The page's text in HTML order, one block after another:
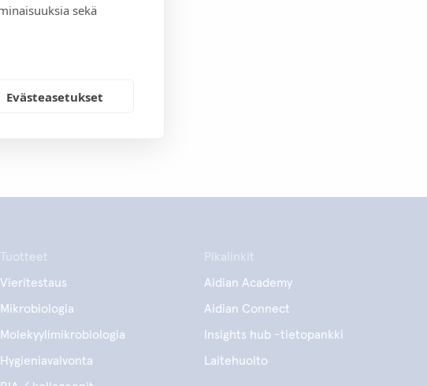
sekä
Evästeasetukset
Tuotteet
Vieritestaus
Mikrobiologia
Molekyylimikrobiologia
Hygieniavalvonta
Pikalinkit
Aidian Academy
Aidian Connect
Insights hub -tietopankki
Laitehuolto